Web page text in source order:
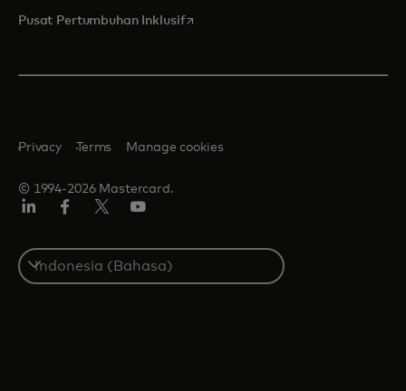
Pusat Pertumbuhan Inklusifopens in a new tab
© 1994-2026 Mastercard.
Privacy Terms Manage cookies
Select
a
country